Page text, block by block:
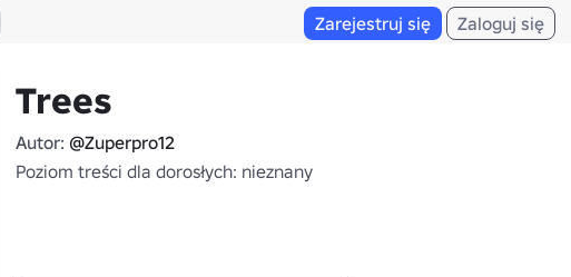
Zarejestruj się Zaloguj się
Trees
Autor: @Zuperpro12
Poziom treści dla dorosłych: nieznany